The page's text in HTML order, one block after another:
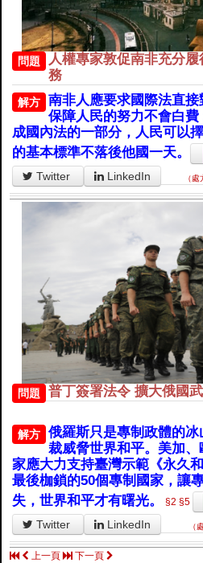
問題
人權專家敦促南非充分
務
解方
南非人應要求國際法直
保障人民的努力不會白
成國內法的一部分，人民可以
的基本標準不落後他國一天。
Twitter
LinkedIn （
問題 普丁簽署法令 擴大俄國
解方
俄羅斯只是專制政體的
裁威脅世界和平。美加
家應大力支持臺灣示範《永久
最後枷鎖的50個專制國家，讓
失，世界和平才有曙光。
§2 §5
Twitter
LinkedIn （
上一頁 下一頁